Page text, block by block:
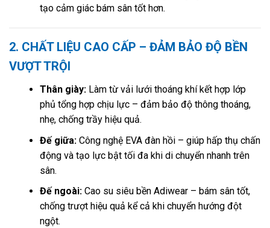
tạo cảm giác bám sân tốt hơn.
2. CHẤT LIỆU CAO CẤP – ĐẢM BẢO ĐỘ BỀN
VƯỢT TRỘI
Thân giày:Làm từ vải lưới thoáng khí kết hợp lớp
phủ tổng hợp chịu lực – đảm bảo độ thông thoáng,
nhẹ, chống trầy hiệu quả.
Đế giữa:Công nghệ EVA đàn hồi – giúp hấp thụ chấn
động và tạo lực bật tối đa khi di chuyển nhanh trên
sân.
Đế ngoài:Cao su siêu bền Adiwear – bám sân tốt,
chống trượt hiệu quả kể cả khi chuyển hướng đột
ngột.